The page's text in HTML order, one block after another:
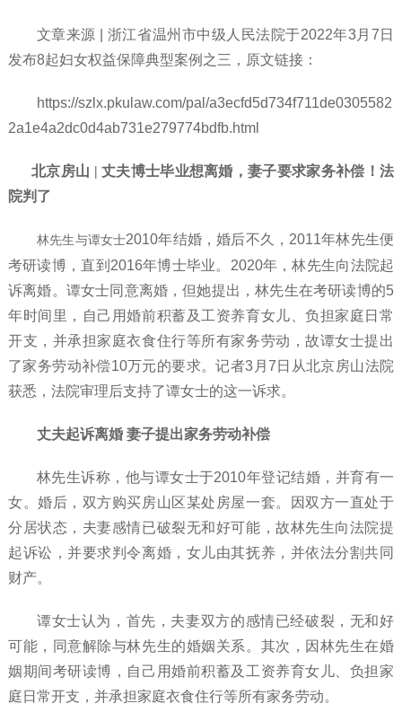
文章来源
| 浙江省温州市中级人民法院于2022年3月7日
发布8起妇女权益保障典型案例之三，原文链接：
https://szlx.pkulaw.com/pal/a3ecfd5d734f711de0305582
2a1e4a2dc0d4ab731e279774bdfb.html
北京房山 | 丈夫博士毕业想离婚，妻子要求家务补偿！法
院判了
林先生与谭女士2010年结婚，婚后不久，2011年林先生便
考研读博，直到2016年博士毕业。2020年，林先生向法院起
诉离婚。谭女士同意离婚，但她提出，林先生在考研读博的5
年时间里，自己用婚前积蓄及工资养育女儿、负担家庭日常
开支，并承担家庭衣食住行等所有家务劳动，故谭女士提出
了家务劳动补偿10万元的要求。记者3月7日从北京房山法院
获悉，法院审理后支持了谭女士的这一诉求。
丈夫起诉离婚 妻子提出家务劳动补偿
林先生诉称，他与谭女士于2010年登记结婚，并育有一
女。婚后，双方购买房山区某处房屋一套。因双方一直处于
分居状态，夫妻感情已破裂无和好可能，故林先生向法院提
起诉讼，并要求判令离婚，女儿由其抚养，并依法分割共同
财产。
谭女士认为，首先，夫妻双方的感情已经破裂，无和好
可能，同意解除与林先生的婚姻关系。其次，因林先生在婚
姻期间考研读博，自己用婚前积蓄及工资养育女儿、负担家
庭日常开支，并承担家庭衣食住行等所有家务劳动。